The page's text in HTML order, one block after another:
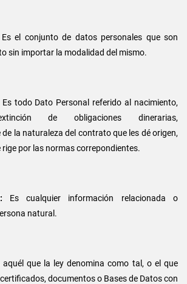
Es el conjunto de datos personales que son
sin importar la modalidad del mismo.
Es todo Dato Personal referido al nacimiento,
de obligaciones dinerarias,
la naturaleza del contrato que les dé origen,
por las normas correpondientes.
Es cualquier información relacionada o
natural.
aquél que la ley denomina como tal, o el que
documentos o Bases de Datos con